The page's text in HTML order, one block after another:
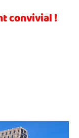
convivial !